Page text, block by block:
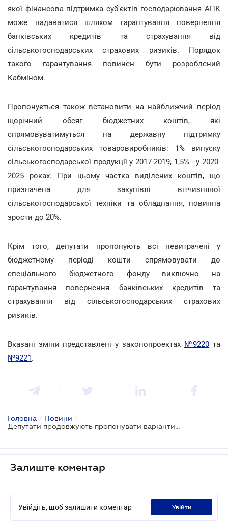
якої фінансова підтримка суб'єктів господарювання АПК
може надаватися шляхом гарантування повернення
банківських кредитів та страхування від
сільськогосподарських страхових ризиків. Порядок
такого гарантування повинен бути розроблений
Кабміном.
Пропонується також встановити на найближчий період
щорічний обсяг бюджетних коштів, які
спрямовуватимуться на державну підтримку
сільськогосподарських товаровиробників: 1% випуску
сільськогосподарської продукції у 2017-2019, 1,5% - у 2020-
2025 роках. При цьому частка виділених коштів, що
призначена для закупівлі вітчизняної
сільськогосподарської техніки та обладнання, повинна
зрости до 20%.
Крім того, депутати пропонують всі невитрачені у
бюджетному періоді кошти спрямовувати до
спеціального бюджетного фонду виключно на
гарантування повернення банківських кредитів та
страхування від сільськогосподарських страхових
ризиків.
Вказані зміни представлені у законопроектах №9220 та
№9221.
Головна / Новини /
Депутати продовжують пропонувати варіанти підтримки фермерів
Залиште коментар
Увійдіть, щоб залишити коментар увійти